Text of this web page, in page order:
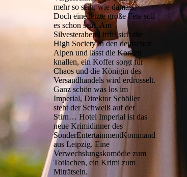
mehr so sein, wie damals.
Doch eine letzte große Fete soll
es schon sein. Am
Silvesterabend trifft sich die
High Society in den deutschen
Alpen und lässt die Korken
knallen, ein Koffer sorgt für
Chaos und die Königin des
Versandhandels wird erdrosselt.
Ganz schön was los im
Imperial, Direktor Schöller
steht der Schweiß auf der
Stirn… Hotel Imperial ist das
neue Krimidinner des
SonderEntertainmentKommandos
aus Leipzig. Eine
Verwechslungskomödie zum
Totlachen, ein Krimi zum
Miträtseln.